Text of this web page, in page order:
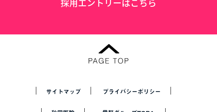
サイトマップ プライバシーポリシー